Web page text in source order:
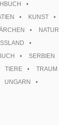
KUNST
NATUR
SERBIEN
TIERE
TRAUM
UNGARN